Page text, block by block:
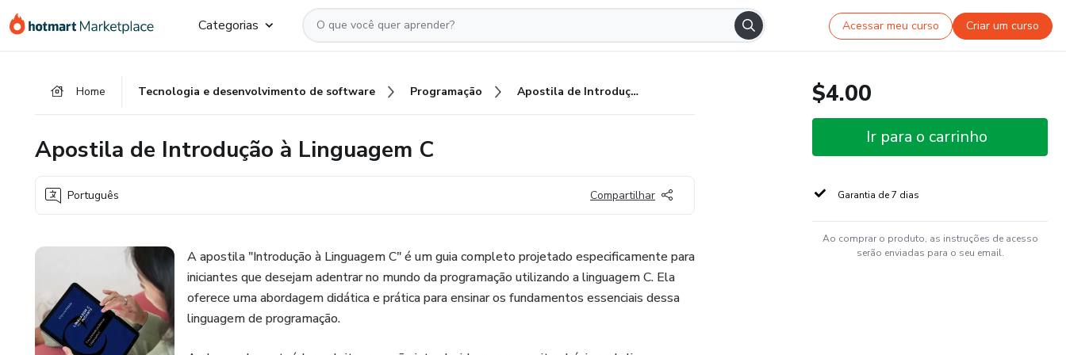
para
para
para
Categorias Acessar meu curso Criar um curso
Home Tecnologia e desenvolvimento de software Programação Apostila de Introdução à Linguagem C
Apostila de Introdução à Linguagem C
Português Compartilhar
A apostila "Introdução à Linguagem C" é um guia completo projetado especificamente para
iniciantes que desejam adentrar no mundo da programação utilizando a linguagem C. Ela
oferece uma abordagem didática e prática para ensinar os fundamentos essenciais dessa
linguagem de programação.
$4.00
Ir para o carrinho
Garantia de 7 dias
Ao comprar o produto, as instruções de acesso
serão enviadas para o seu email.